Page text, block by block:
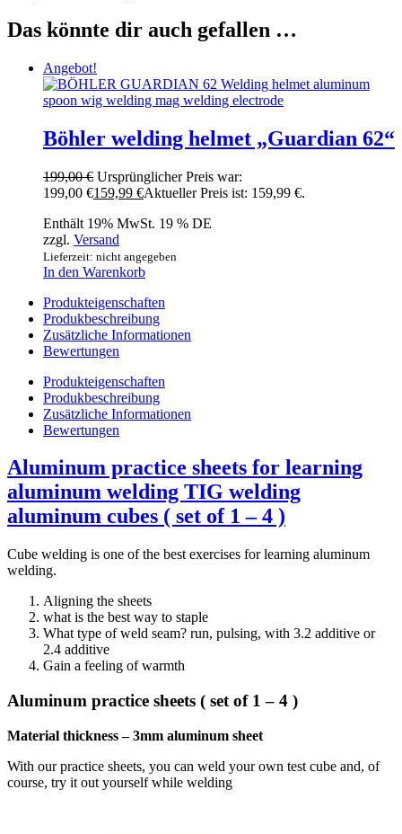
Das könnte dir auch gefallen …
Angebot!
Böhler welding helmet „Guardian 62“
199,00€ Ursprünglicher Preis war:
199,00 €159,99 €Aktueller Preis ist: 159,99 €.
Enthält 19% MwSt. 19 % DE
zzgl. Versand
Lieferzeit: nicht angegeben
In den Warenkorb
Produkteigenschaften
Produkbeschreibung
Zusätzliche Informationen
Bewertungen
Produkteigenschaften
Produkbeschreibung
Zusätzliche Informationen
Bewertungen
Aluminum practice sheets for learning
aluminum welding TIG welding
aluminum cubes ( set of 1 – 4 )
Cube welding is one of the best exercises for learning aluminum
welding.
Aligning the sheets
what is the best way to staple
What type of weld seam? run, pulsing, with 3.2 additive or
2.4 additive
Gain a feeling of warmth
Aluminum practice sheets ( set of 1 – 4 )
Material thickness – 3mm aluminum sheet
With our practice sheets, you can weld your own test cube and, of
course, try it out yourself while welding